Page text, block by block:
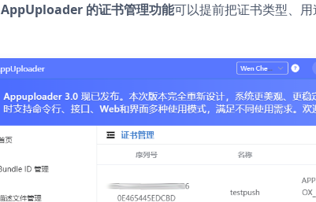
AppUploader 的证书管理功能可以提前把证书类型、